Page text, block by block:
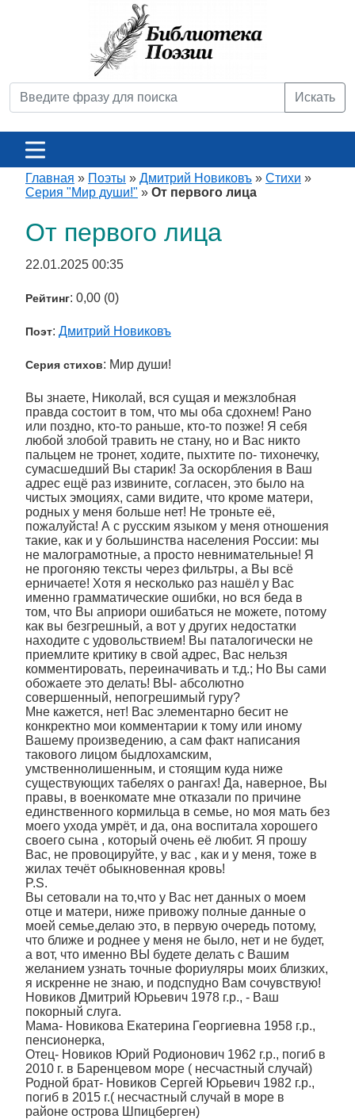
Искать
Главная » Поэты » Дмитрий Новиковъ » Стихи »
Серия "Мир души!" » От первого лица
От первого лица
22.01.2025 00:35
Рейтинг: 0,00 (0)
Поэт: Дмитрий Новиковъ
Серия стихов: Мир души!
Вы знаете, Николай, вся сущая и межзлобная
правда состоит в том, что мы оба сдохнем! Рано
или поздно, кто-то раньше, кто-то позже! Я себя
любой злобой травить не стану, но и Вас никто
пальцем не тронет, ходите, пыхтите по- тихонечку,
сумасшедший Вы старик! За оскорбления в Ваш
адрес ещё раз извините, согласен, это было на
чистых эмоциях, сами видите, что кроме матери,
родных у меня больше нет! Не троньте её,
пожалуйста! А с русским языком у меня отношения
такие, как и у большинства населения России: мы
не малограмотные, а просто невнимательные! Я
не прогоняю тексты через фильтры, а Вы всё
ерничаете! Хотя я несколько раз нашёл у Вас
именно грамматические ошибки, но вся беда в
том, что Вы априори ошибаться не можете, потому
как вы безгрешный, а вот у других недостатки
находите с удовольствием! Вы паталогически не
приемлите критику в свой адрес, Вас нельзя
комментировать, переиначивать и т.д.; Но Вы сами
обожаете это делать! ВЫ- абсолютно
совершенный, непогрешимый гуру?
Мне кажется, нет! Вас элементарно бесит не
конкректно мои комментарии к тому или иному
Вашему произведению, а сам факт написания
такового лицом быдлохамским,
умственнолишенным, и стоящим куда ниже
существующих табелях о рангах! Да, наверное, Вы
правы, в военкомате мне отказали по причине
единственного кормильца в семье, но моя мать без
моего ухода умрёт, и да, она воспитала хорошего
своего сына , который очень её любит. Я прошу
Вас, не провоцируйте, у вас , как и у меня, тоже в
жилах течёт обыкновенная кровь!
P.S.
Вы сетовали на то,что у Вас нет данных о моем
отце и матери, ниже привожу полные данные о
моей семье,делаю это, в первую очередь потому,
что ближе и роднее у меня не было, нет и не будет,
а вот, что именно ВЫ будете делать с Вашим
желанием узнать точные фориуляры моих близких,
я искренне не знаю, и подспудно Вам сочувствую!
Новиков Дмитрий Юрьевич 1978 г.р., - Ваш
покорный слуга.
Мама- Новикова Екатерина Георгиевна 1958 г.р.,
пенсионерка,
Отец- Новиков Юрий Родионович 1962 г.р., погиб в
2010 г. в Баренцевом море ( несчастный случай)
Родной брат- Новиков Сергей Юрьевич 1982 г.р.,
погиб в 2015 г.( несчастный случай в море в
районе острова Шпицберген)